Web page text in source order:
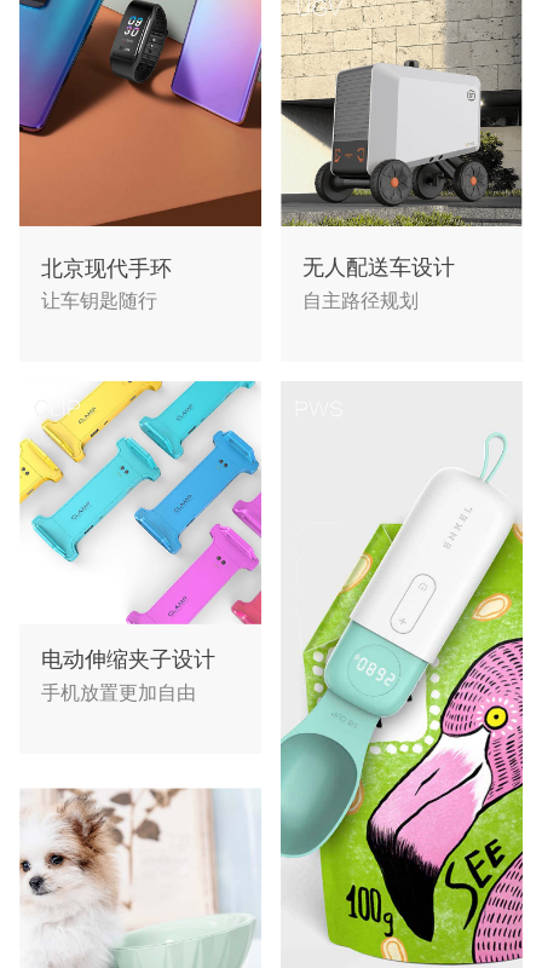
北京现代手环
让车钥匙随行
无人配送车设计
自主路径规划
电动伸缩夹子设计
手机放置更加自由